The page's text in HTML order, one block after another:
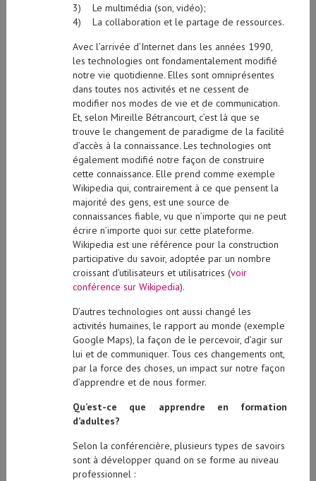
3) Le multimédia (son, vidéo);
4) La collaboration et le partage de ressources.
Avec l’arrivée d’Internet dans les années 1990,
les technologies ont fondamentalement modifié
notre vie quotidienne. Elles sont omniprésentes
dans toutes nos activités et ne cessent de
modifier nos modes de vie et de communication.
Et, selon Mireille Bétrancourt, c’est là que se
trouve le changement de paradigme de la facilité
d’accès à la connaissance. Les technologies ont
également modifié notre façon de construire
cette connaissance. Elle prend comme exemple
Wikipedia qui, contrairement à ce que pensent la
majorité des gens, est une source de
connaissances fiable, vu que n’importe qui ne peut
écrire n’importe quoi sur cette plateforme.
Wikipedia est une référence pour la construction
participative du savoir, adoptée par un nombre
croissant d’utilisateurs et utilisatrices (voir
conférence sur Wikipedia).
D’autres technologies ont aussi changé les
activités humaines, le rapport au monde (exemple
Google Maps), la façon de le percevoir, d’agir sur
lui et de communiquer. Tous ces changements ont,
par la force des choses, un impact sur notre façon
d’apprendre et de nous former.
Qu’est-ce que apprendre en formation
d’adultes?
Selon la conférencière, plusieurs types de savoirs
sont à développer quand on se forme au niveau
professionnel :